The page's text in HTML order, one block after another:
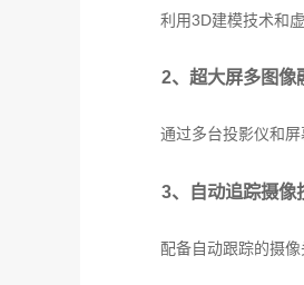
利用3D建模技术和
2、超大屏多图像
通过多台投影仪和
3、自动追踪摄像
配备自动跟踪的摄